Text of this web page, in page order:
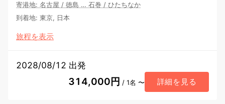
寄港地: 名古屋 / 徳島 … 石巻 / ひたちなか
到着地: 東京, 日本
旅程を表示
2028/08/12 出発
314,000円 / 1名 〜 詳細を見る